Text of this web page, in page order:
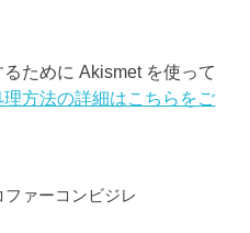
ために Akismet を使って
方法の詳細はこちらをご
ファーコンビジレ